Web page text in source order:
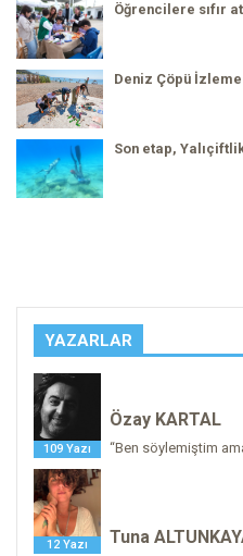
Öğrencilere sıfır
Deniz Çöpü İzleme
Son etap,
YAZARLAR
109 Yazı
Özay KARTAL
“Ben söylemiştim
12 Yazı Tuna